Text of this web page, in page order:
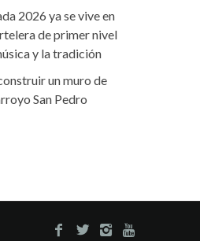
2026 ya se vive en
de primer nivel
y la tradición
un muro de
San Pedro